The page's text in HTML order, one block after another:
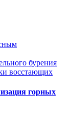
бурения
восстающих
горных